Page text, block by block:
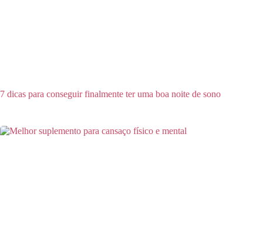
7 dicas para conseguir finalmente ter uma boa noite de sono